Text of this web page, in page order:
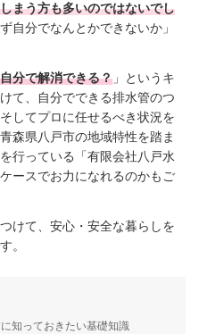
まう方も多いのではないでし
自分でなんとかできないか」
分で解消できる？ 」というキ
て、自分でできる排水管のつ
してプロに任せるべき状況を
森県八戸市の地域特性を踏ま
行っている「有限会社八戸水
ースでお力になれるのかもご
けて、安心・安全な暮らしを
。
知っておきたい基礎知識